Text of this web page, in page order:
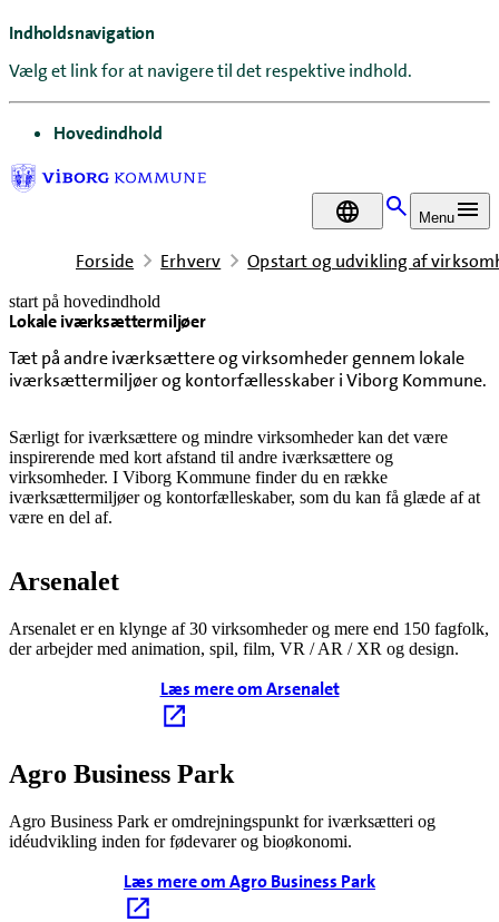
Indholdsnavigation
Vælg et link for at navigere til det respektive indhold.
gå til
Hovedindhold
DA Menu
Forside Erhverv Opstart og udvikling af
start på hovedindhold
Lokale iværksættermiljøer
Tæt på andre iværksættere og virksomheder gennem lokale
iværksættermiljøer og kontorfællesskaber i Viborg Kommune.
senest opdateret 6. august 2026
Særligt for iværksættere og mindre virksomheder kan det være
inspirerende med kort afstand til andre iværksættere og
virksomheder. I Viborg Kommune finder du en række
iværksættermiljøer og kontorfælleskaber, som du kan få glæde af at
være en del af.
Arsenalet
Arsenalet er en klynge af 30 virksomheder og mere end 150 fagfolk,
der arbejder med animation, spil, film, VR / AR / XR og design.
Læs mere om Arsenalet
Agro Business Park
Agro Business Park er omdrejningspunkt for iværksætteri og
idéudvikling inden for fødevarer og bioøkonomi.
Læs mere om Agro Business Park